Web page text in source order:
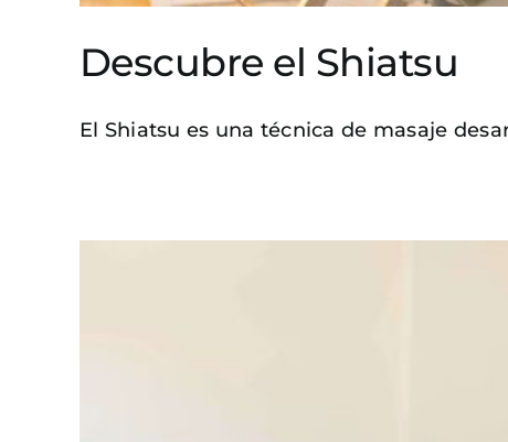
Descubre el Shiatsu
El Shiatsu es una técnica de masaje